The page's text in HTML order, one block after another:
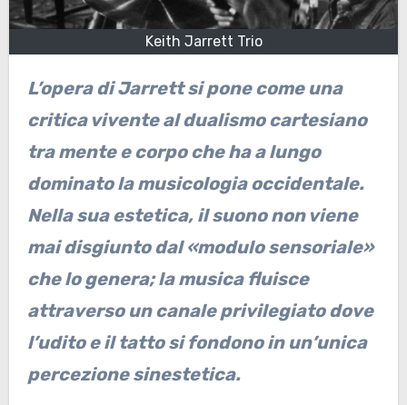
Keith Jarrett Trio
L’opera di Jarrett si pone come una
critica vivente al dualismo cartesiano
tra mente e corpo che ha a lungo
dominato la musicologia occidentale.
Nella sua estetica, il suono non viene
mai disgiunto dal «modulo sensoriale»
che lo genera; la musica fluisce
attraverso un canale privilegiato dove
l’udito e il tatto si fondono in un’unica
percezione sinestetica.